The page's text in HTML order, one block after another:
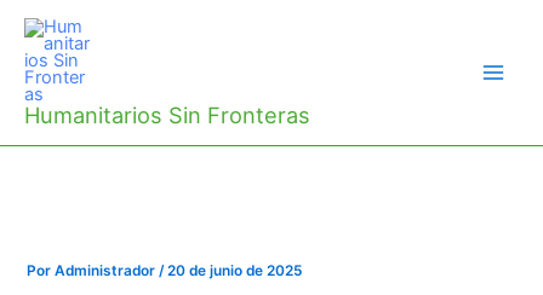
contenido
Humanitarios Sin Fronteras
PorAdministrador/20 de junio de 2025